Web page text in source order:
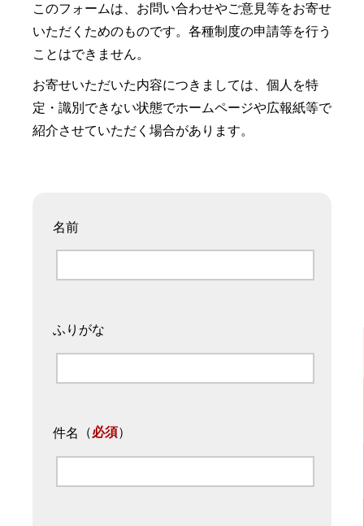
このフォームは、お問い合わせやご意見等をお寄せ
いただくためのものです。各種制度の申請等を行う
ことはできません。
お寄せいただいた内容につきましては、個人を特
定・識別できない状態でホームページや広報紙等で
紹介させていただく場合があります。
名前
ふりがな
件名 （必須）